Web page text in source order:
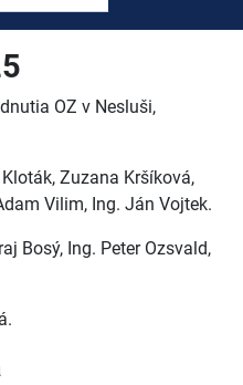
OZ v Nesluši,
Zuzana Kršíková,
Vilim, Ing. Ján Vojtek.
Bosý, Ing. Peter Ozsvald,